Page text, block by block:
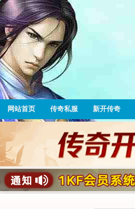
网站首页 传奇私服 新开传奇